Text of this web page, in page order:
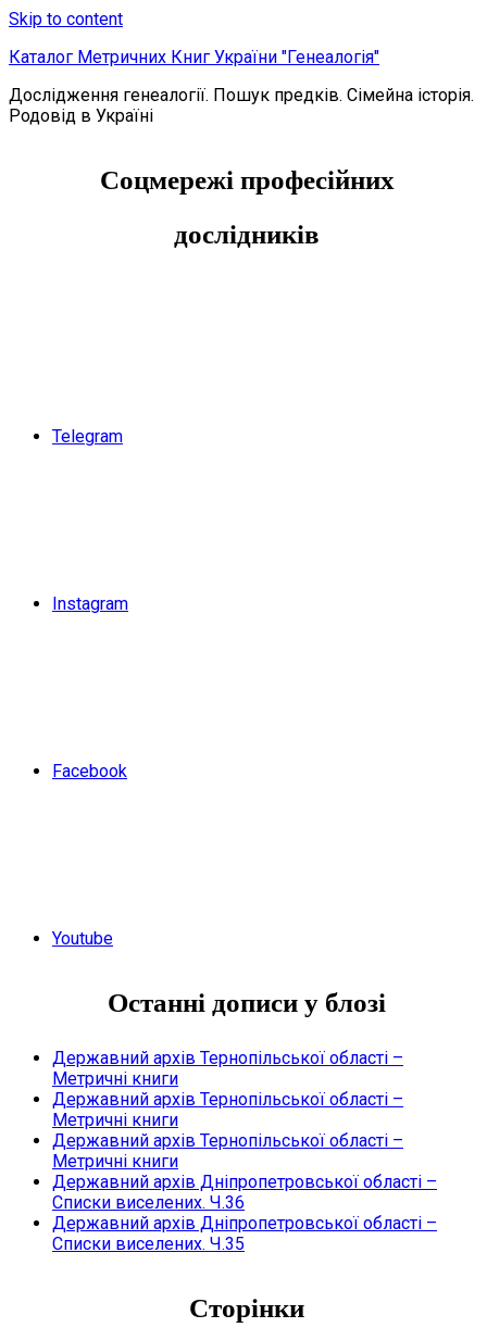
Skip to content
Каталог Метричних Книг України "Генеалогія"
Дослідження генеалогії. Пошук предків. Сімейна історія.
Родовід в Україні
Соцмережі професійних
дослідників
Telegram
Instagram
Facebook
Youtube
Останні дописи у блозі
Державний архів Тернопільської області –
Метричні книги
Державний архів Тернопільської області –
Метричні книги
Державний архів Тернопільської області –
Метричні книги
Державний архів Дніпропетровської області –
Списки виселених. Ч.36
Державний архів Дніпропетровської області –
Списки виселених. Ч.35
Сторінки